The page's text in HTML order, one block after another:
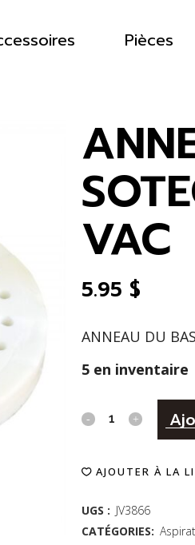
Pièces
VAC
5.95 $
ANNEAU DU BAS
5 en inventaire
ANNEAU
BAS
SOTECO
-
AJOUTER À LA
UGS : JV3866
CATÉGORIES: